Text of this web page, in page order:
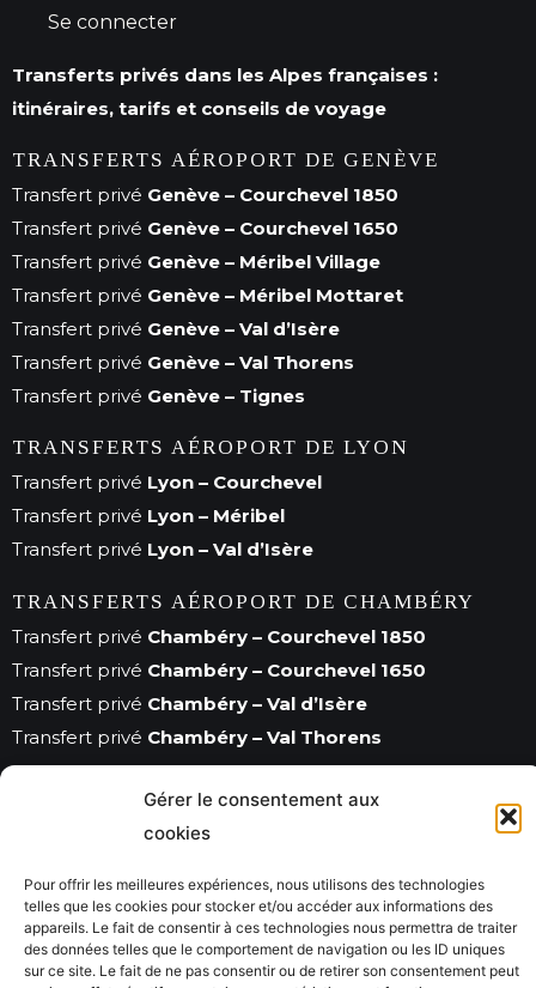
Gérer le consentement aux
cookies
Pour offrir les meilleures expériences, nous utilisons des technologies
telles que les cookies pour stocker et/ou accéder aux informations des
appareils. Le fait de consentir à ces technologies nous permettra de traiter
des données telles que le comportement de navigation ou les ID uniques
sur ce site. Le fait de ne pas consentir ou de retirer son consentement peut
Se connecter
Transferts privés dans les Alpes françaises :
itinéraires, tarifs et conseils de voyage
TRANSFERTS AÉROPORT DE GENÈVE
Transfert privé Genève – Courchevel 1850
Transfert privé Genève – Courchevel 1650
Transfert privé Genève – Méribel Village
Transfert privé Genève – Méribel Mottaret
Transfert privé Genève – Val d’Isère
Transfert privé Genève – Val Thorens
Transfert privé Genève – Tignes
TRANSFERTS AÉROPORT DE LYON
Transfert privé Lyon – Courchevel
Transfert privé Lyon – Méribel
Transfert privé Lyon – Val d’Isère
TRANSFERTS AÉROPORT DE CHAMBÉRY
Transfert privé Chambéry – Courchevel 1850
Transfert privé Chambéry – Courchevel 1650
Transfert privé Chambéry – Val d’Isère
Transfert privé Chambéry – Val Thorens
TRANSFERTS STATIONS DE SKI
Courchevel
Transfert privéMéribel